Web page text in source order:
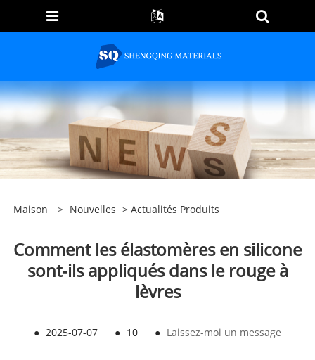
Maison > Nouvelles > Actualités Produits
Comment les élastomères en silicone
sont-ils appliqués dans le rouge à
lèvres
● 2025-07-07 ● 10 ● Laissez-moi un message